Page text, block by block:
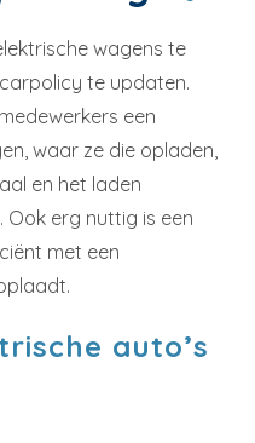
wagens te
te updaten.
een
waar ze die opladen,
en het laden
erg nuttig is een
met een
auto’s